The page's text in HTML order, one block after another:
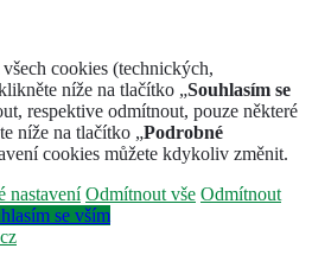
cookies (technických,
níže na tlačítko „Souhlasím se
respektive odmítnout, pouze některé
níže na tlačítko „Podrobné
cookies můžete kdykoliv změnit.
nastavení Odmítnout vše Odmítnout
se vším